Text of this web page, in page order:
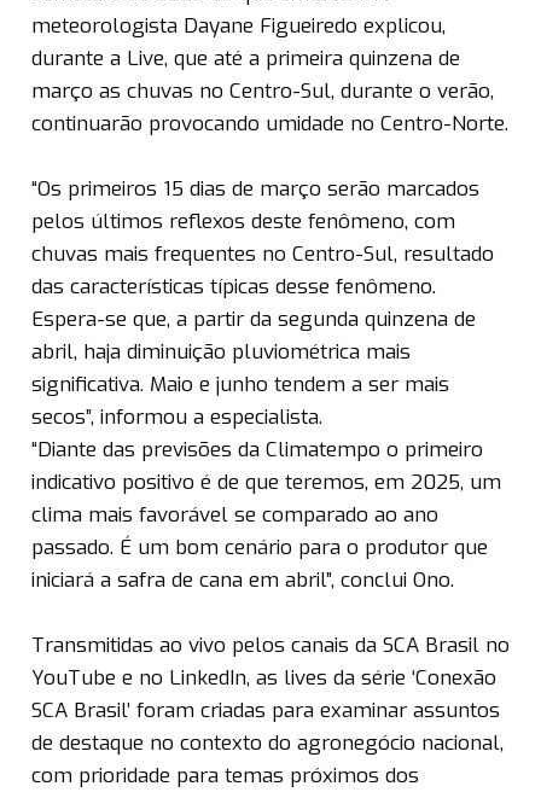
meteorologista Dayane Figueiredo explicou,
durante a Live, que até a primeira quinzena de
março as chuvas no Centro-Sul, durante o verão,
continuarão provocando umidade no Centro-Norte.
“Os primeiros 15 dias de março serão marcados
pelos últimos reflexos deste fenômeno, com
chuvas mais frequentes no Centro-Sul, resultado
das características típicas desse fenômeno.
Espera-se que, a partir da segunda quinzena de
abril, haja diminuição pluviométrica mais
significativa. Maio e junho tendem a ser mais
secos”, informou a especialista.
“Diante das previsões da Climatempo o primeiro
indicativo positivo é de que teremos, em 2025, um
clima mais favorável se comparado ao ano
passado. É um bom cenário para o produtor que
iniciará a safra de cana em abril”, conclui Ono.
Transmitidas ao vivo pelos canais da SCA Brasil no
YouTube e no LinkedIn, as lives da série ‘Conexão
SCA Brasil’ foram criadas para examinar assuntos
de destaque no contexto do agronegócio nacional,
com prioridade para temas próximos dos